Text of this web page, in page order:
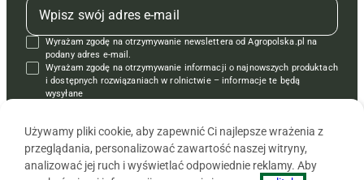
Regulamin
Polityka prywatności
Kontakt
Reklama
Kontakt
Krzyżówki
Regulamin
Wyrażam zgodę na otrzymywanie newslettera od Agropolska.pl na
podany adres e-mail.
Wyrażam zgodę na otrzymywanie informacji o najnowszych produktach
i dostępnych rozwiązaniach w rolnictwie – informacje te będą
wysyłane
Używamy pliki cookie, aby zapewnić Ci najlepsze wrażenia z
przeglądania, personalizować zawartość naszej witryny,
analizować jej ruch i wyświetlać odpowiednie reklamy. Aby